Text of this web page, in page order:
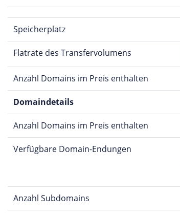
Speicherplatz
Flatrate des Transfervolumens
Anzahl Domains im Preis enthalten
Domaindetails
Anzahl Domains im Preis enthalten
Verfügbare Domain-Endungen
Anzahl Subdomains